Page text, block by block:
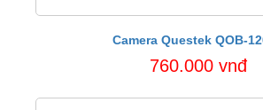
Camera Questek QOB-
760.000 vnđ